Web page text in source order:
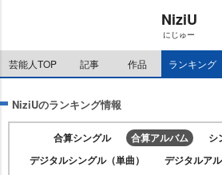
NiziU
にじゅー
芸能人TOP 記事 作品 ランキング
NiziUのランキング情報
合算シングル 合算アルバム シ
デジタルシングル（単曲）
デジタルア